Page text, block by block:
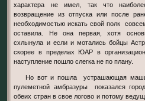
характера не имел, так что
возвращение из отпуска или после
необходимостью искать свой полк
оставила. Не она первая, хотя
схлынула и если и мотались бойцы
скорее в пределах ЮАР в
наступление пошло слегка не по плану.
Но вот и пошла устрашающая машина на снижение, а в окошке
пулеметной амбразуры показался
обеих стран в свое логово и потому